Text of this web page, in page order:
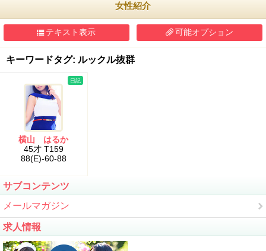
女性紹介
テキスト表示 可能オプション
キーワードタグ: ルックル抜群
横山 はるか
45才 T159
88(E)-60-88
日記
サブコンテンツ
メールマガジン
求人情報